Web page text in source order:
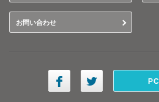
お問い合わせ